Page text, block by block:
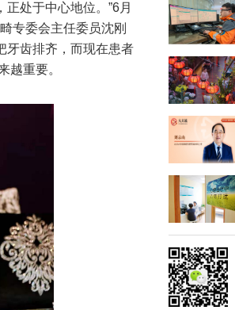
处于中心地位。”6月
专委会主任委员沈刚
牙齿排齐，而现在患者
越重要。